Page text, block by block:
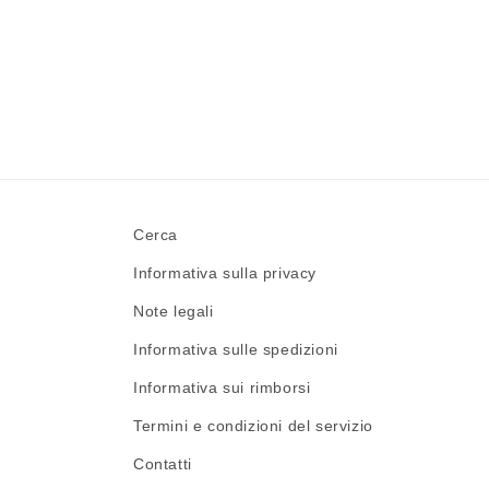
Cerca
Informativa sulla privacy
Note legali
Informativa sulle spedizioni
Informativa sui rimborsi
Termini e condizioni del servizio
Contatti